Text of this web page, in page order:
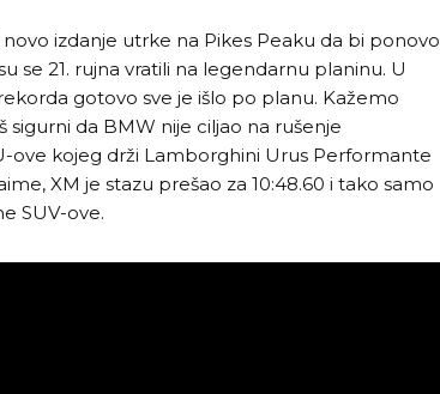
izdanje utrke na Pikes Peaku da bi ponovo
se 21. rujna vratili na legendarnu planinu. U
gotovo sve je išlo po planu. Kažemo
sigurni da BMW nije ciljao na rušenje
ove kojeg drži Lamborghini Urus Performante
XM je stazu prešao za 10:48.60 i tako samo
SUV-ove.